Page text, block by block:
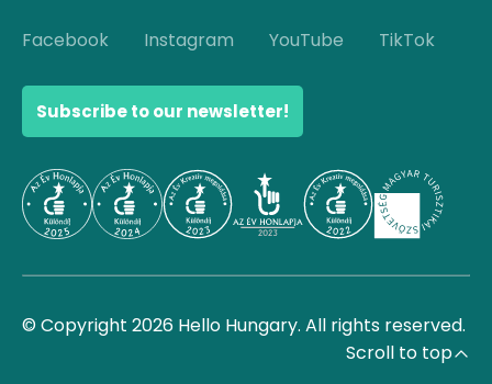
Facebook Instagram YouTube TikTok
Subscribe to our newsletter!
© Copyright 2026 Hello Hungary. All rights reserved.
Scroll to top